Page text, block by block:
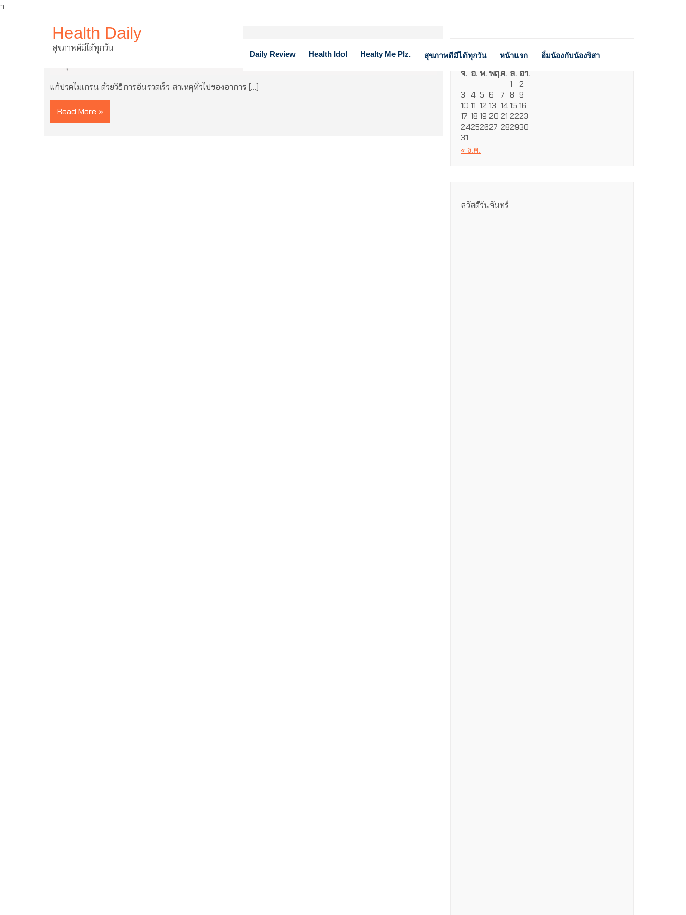
ำ
Health Daily
สุขภาพดีมีได้ทุกวัน
Daily Review Health Idol Healty Me Plz. สุขภาพดีมีได้ทุกวัน หน้าแรก อิ่มน้องกับน้องริสา
แก้ปวดไมเกรน ด้วยวิธีการอันรวดเร็ว
แก้ปวดไมเกรน ด้วยวิธีการอันรวดเร็ว สาเหตุทั่วไปของอาการ […]
Read More »
สิงหาคม 2026
จ. อ. พ.พฤ.ศ. ส. อา.
1
2
3 4 5 6 7 8 9
10 11 12 13 1415 16
17 18 19 20 21 2223
24252627 282930
31
« ธ.ค.
สวัสดีวันจันทร์